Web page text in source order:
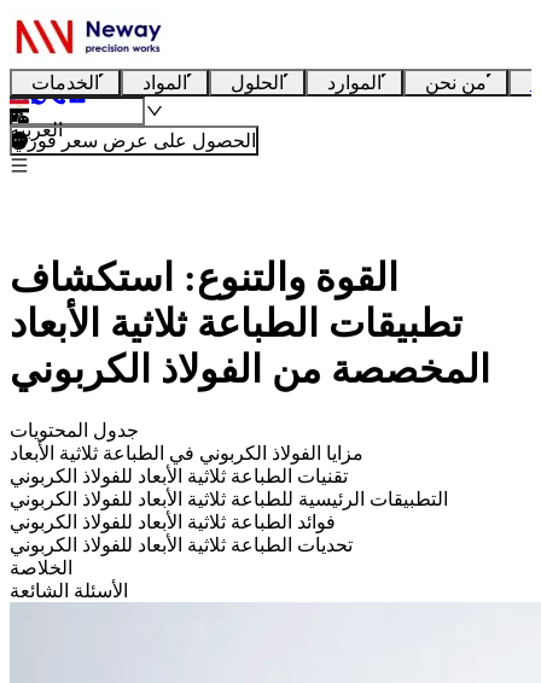
الخدمات المواد الحلول الموارد من نحن
العربية
الحصول على عرض سعر فوري
القوة والتنوع: استكشاف
تطبيقات الطباعة ثلاثية الأبعاد
المخصصة من الفولاذ الكربوني
جدول المحتويات
مزايا الفولاذ الكربوني في الطباعة ثلاثية الأبعاد
تقنيات الطباعة ثلاثية الأبعاد للفولاذ الكربوني
التطبيقات الرئيسية للطباعة ثلاثية الأبعاد للفولاذ الكربوني
فوائد الطباعة ثلاثية الأبعاد للفولاذ الكربوني
تحديات الطباعة ثلاثية الأبعاد للفولاذ الكربوني
الخلاصة
الأسئلة الشائعة